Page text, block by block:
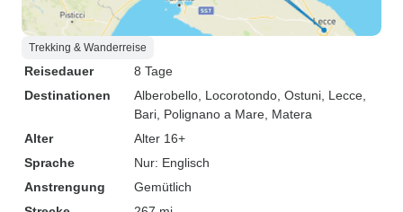
Trekking & Wanderreise
Reisedauer
8 Tage
Destinationen
Alberobello , Locorotondo , Ostuni , Lecce
Bari , Polignano a Mare , Matera
Alter
Alter 16+
Sprache
Nur: Englisch
Anstrengung
Gemütlich